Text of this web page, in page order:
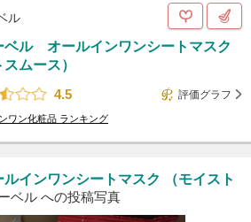
ル
ベル オールインワンシートマスク
スムース）
4.5
評価グラフ
ワン化粧品 ランキング
インワンシートマスク （モイスト
ベル への投稿写真